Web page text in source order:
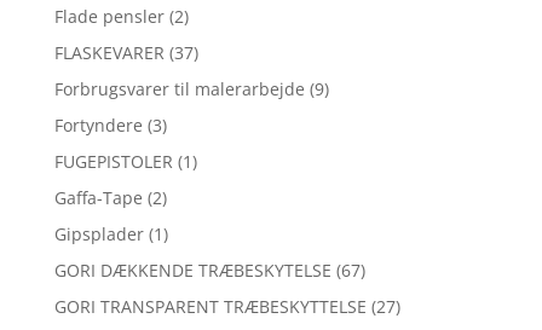
Flade pensler (2)
FLASKEVARER (37)
Forbrugsvarer til malerarbejde (9)
Fortyndere (3)
FUGEPISTOLER (1)
Gaffa-Tape (2)
Gipsplader (1)
GORI DÆKKENDE TRÆBESKYTELSE (67)
GORI TRANSPARENT TRÆBESKYTTELSE (27)